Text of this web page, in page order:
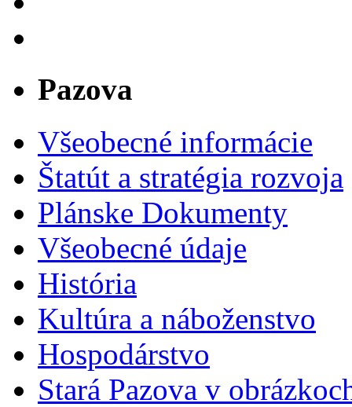
Pazova
Všeobecné informácie
Štatút a stratégia rozvoja
Plánske Dokumenty
Všeobecné údaje
História
Kultúra a náboženstvo
Hospodárstvo
Stará Pazova v